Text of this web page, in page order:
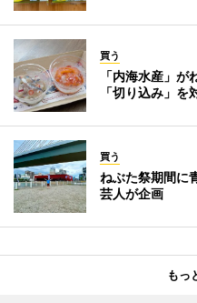
買う
「内海水産」
「切り込み」を
買う
ねぶた祭期間に
芸人が企画
もっ